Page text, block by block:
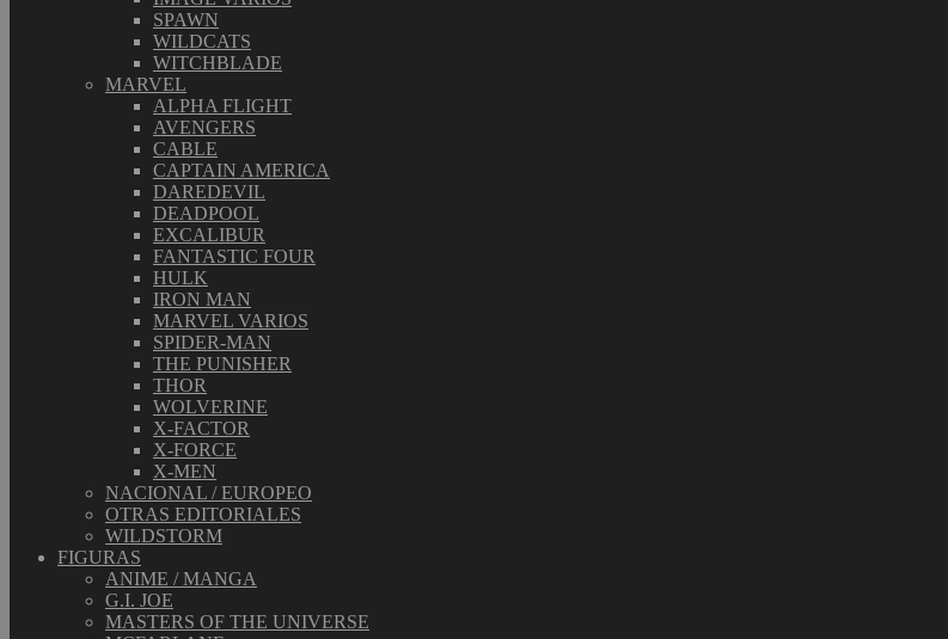
SPAWN
WILDCATS
WITCHBLADE
MARVEL
ALPHA FLIGHT
AVENGERS
CABLE
CAPTAIN AMERICA
DAREDEVIL
DEADPOOL
EXCALIBUR
FANTASTIC FOUR
HULK
IRON MAN
MARVEL VARIOS
SPIDER-MAN
THE PUNISHER
THOR
WOLVERINE
X-FACTOR
X-FORCE
X-MEN
NACIONAL / EUROPEO
OTRAS EDITORIALES
WILDSTORM
FIGURAS
ANIME / MANGA
G.I. JOE
MASTERS OF THE UNIVERSE